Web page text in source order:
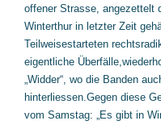
offener Strasse, angezettelt
Winterthur in letzter Zeit
Teilweisestarteten
eigentliche
„Widder“, wo die Banden
hinterliessen. Gegen diese
vom Samstag: „Es gibt in